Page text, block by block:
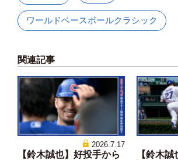
ワールドベースボールクラシック
関連記事
2026.7.17
【鈴木誠也】好投手から
【鈴木